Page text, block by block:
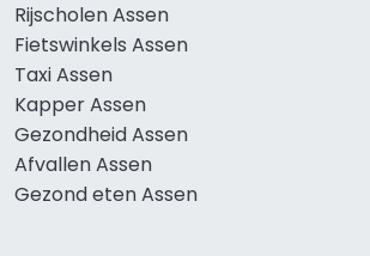
Rijscholen Assen
Fietswinkels Assen
Taxi Assen
Kapper Assen
Gezondheid Assen
Afvallen Assen
Gezond eten Assen